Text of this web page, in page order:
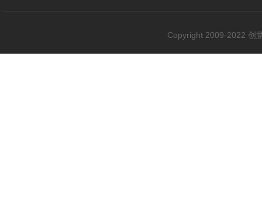
Copyright 2009-2022 创